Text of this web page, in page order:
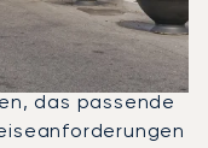
400A und
Privatjets für
Ein erfahrener
das passende